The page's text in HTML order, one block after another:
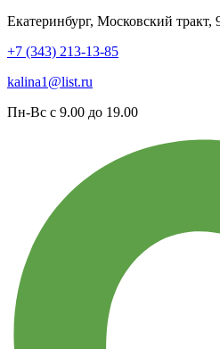
Екатеринбург, Московский
+7 (343) 213-13-85
kalina1@list.ru
Пн-Вс с 9.00 до 19.00